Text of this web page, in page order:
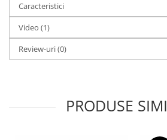
Caracteristici
Video (1)
Review-uri(0)
PRODUSE